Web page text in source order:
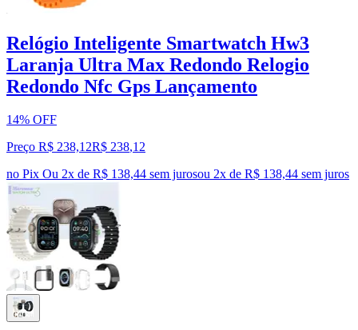
Relógio Inteligente Smartwatch Hw3
Laranja Ultra Max Redondo Relogio
Redondo Nfc Gps Lançamento
14% OFF
Preço R$ 238,12R$ 238,12
no Pix Ou 2x de R$ 138,44 sem jurosou 2x de R$ 138,44 sem juros